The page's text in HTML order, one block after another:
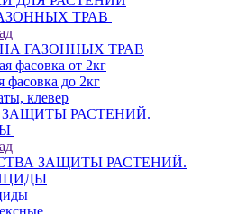
ТРАВ
ГАЗОННЫХ ТРАВ
фасовка от 2кг
фасовка до 2кг
клевер
ЗАЩИТЫ РАСТЕНИЙ.
ЗАЩИТЫ РАСТЕНИЙ.